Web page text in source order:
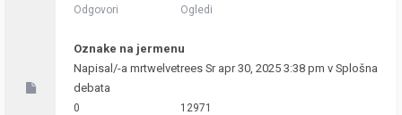
Odgovori
Ogledi
Oznake na jermenu
Napisal/-a mrtwelvetrees Sr apr 30, 2025 3:38 pm v Splošna
debata
0
12971